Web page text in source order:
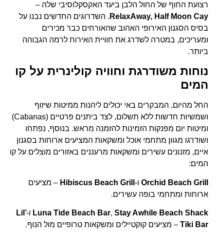
רצועת החוף של החול הלבן ביעד האקסקלוסיבי שלה –
RelaxAway, Half Moon Cay. השדרוגים החדשים נבנו על
בסיס הסגנון האירופי האהוב שהאורחים כבר מכירים
ומעריכים, במטרה לשדרג את חוויית האירוח לרמה הגבוהה
ביותר.
נוחות משודרגת וחוויה קולינרית על קו
המים
החל מהיום, המבקרים באי יכולים ליהנות ממיטות שיזוף
ושמשיות חדשות ללא תשלום, לצד ביתנים פרטיים (Cabanas)
ומיטות יום מפנקות הזמינות להזמנה מראש. בנוסף, נפתחו
ושודרגו מגוון מתחמי אוכל ומשקאות המציעים ארוחות בסגנון
איים, מזנונים עשירים ומשקאות מרעננים באזורים מוצלים על קו
המים:
Orchid Beach Grillו-Hibiscus Beach Grill– מציעים
ארוחות ומתחמי בופה עשירים.
Luna Tide Beach Bar,Stay Awhile Beach Shack ו-Lil’
Tiki Bar– מציעים קוקטיילים ומשקאות טרופיים מול הנוף.